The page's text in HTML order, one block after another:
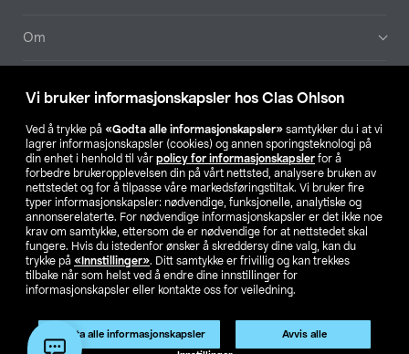
Vi bruker informasjonskapsler hos Clas Ohlson
Ved å trykke på «Godta alle informasjonskapsler» samtykker du i at vi
lagrer informasjonskapsler (cookies) og annen sporingsteknologi på
din enhet i henhold til vår policy for informasjonskapsler for å
forbedre brukeropplevelsen din på vårt nettsted, analysere bruken av
nettstedet og for å tilpasse våre markedsføringstiltak. Vi bruker fire
typer informasjonskapsler: nødvendige, funksjonelle, analytiske og
annonserelaterte. For nødvendige informasjonskapsler er det ikke noe
krav om samtykke, ettersom de er nødvendige for at nettstedet skal
fungere. Hvis du istedenfor ønsker å skreddersy dine valg, kan du
trykke på «Innstillinger». Ditt samtykke er frivillig og kan trekkes
tilbake når som helst ved å endre dine innstillinger for
informasjonskapsler eller kontakte oss for veiledning.
Godta alle informasjonskapsler Avvis alle
Om
Våre selskaper
Finn din butikk
SE NO FI
Privacy statement Medlemsvilkår Kjøpsvilkår
For bedrifter